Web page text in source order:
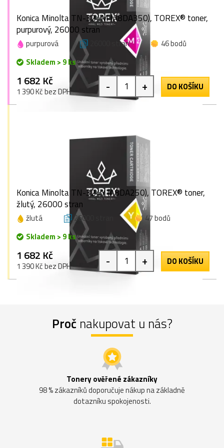
Konica Minolta TN-324M (A8DA350), TOREX® toner,
purpurový, 26000 stran
purpurová 26000 stran
46 bodů
Skladem > 9 ks
1 682 Kč
1 390 Kč bez DPH - + DO KOŠÍKU
Konica Minolta TN-324Y (A8DA250), TOREX® toner,
žlutý, 26000 stran
žlutá 26000 stran
47 bodů
Skladem > 9 ks
1 682 Kč
1 390 Kč bez DPH - + DO KOŠÍKU
Proč nakupovat u nás?
Tonery ověřené zákazníky
98 % zákazníků doporučuje nákup na základně
dotazníku spokojenosti.